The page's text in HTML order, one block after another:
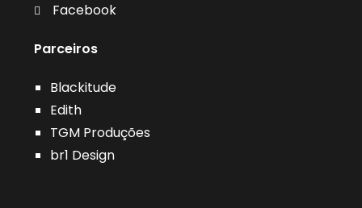
Facebook
Parceiros
Blackitude
Edith
TGM Produções
br1 Design